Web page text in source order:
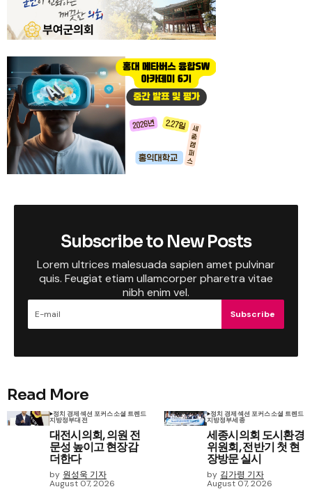
Subscribe to New Posts
Lorem ultrices malesuada sapien amet pulvinar
quis. Feugiat etiam ullamcorper pharetra vitae
nibh enim vel.
Subscribe
Read More
정치 경제 섹션 포커스소셜 트렌드
지방정부대전
대전시의회, 의원 전
문성 높이고 현장감
더한다
by 원성욱 기자
August 07, 2026
정치 경제 섹션 포커스소셜 트렌드
지방정부세종
세종시의회 도시환경
위원회, 전반기 첫 현
장방문 실시
by 김가령 기자
August 07, 2026